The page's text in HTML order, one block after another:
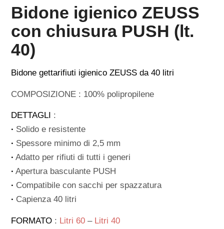
Bidone igienico ZEUSS
con chiusura PUSH (lt.
40)
Bidone gettarifiuti igienico ZEUSS da 40 litri
COMPOSIZIONE : 100% polipropilene
DETTAGLI :
∙ Solido e resistente
∙ Spessore minimo di 2,5 mm
∙ Adatto per rifiuti di tutti i generi
∙ Apertura basculante PUSH
∙ Compatibile con sacchi per spazzatura
∙ Capienza 40 litri
FORMATO : Litri 60 – Litri 40